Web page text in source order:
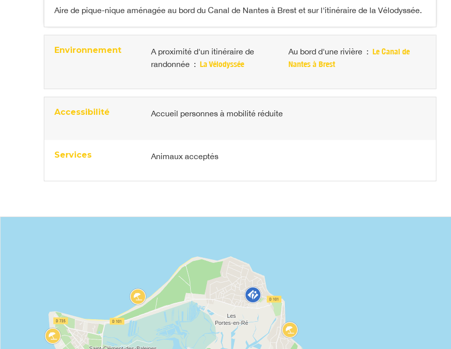
Aire de pique-nique aménagée au bord du Canal de Nantes à Brest et sur l'itinéraire de la Vélodyssée.
Environnement
A proximité d'un itinéraire de
randonnée : La Vélodyssée
Au bord d'une rivière : Le Canal de
Nantes à Brest
Accessibilité Accueil personnes à mobilité réduite
Services Animaux acceptés